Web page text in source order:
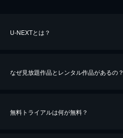
U-NEXTとは？
なぜ見放題作品とレンタル作品があるの？
無料トライアルは何が無料？